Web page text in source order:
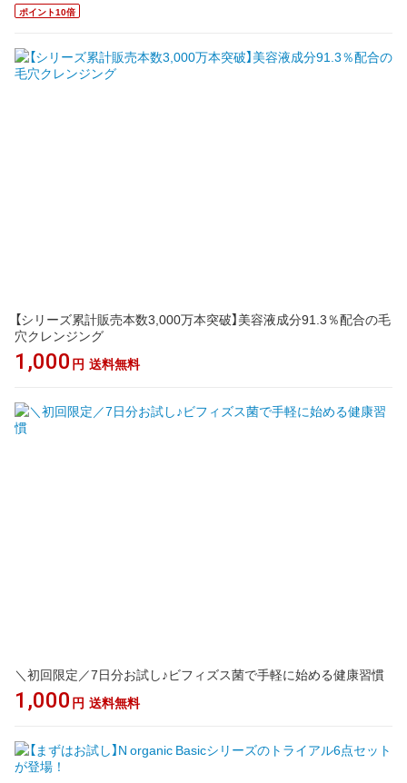
ポイント10倍
【シリーズ累計販売本数3,000万本突破】美容液成分91.3％配合の毛
穴クレンジング
1,000 円 送料無料
＼初回限定／7日分お試し♪ビフィズス菌で手軽に始める健康習慣
1,000 円 送料無料